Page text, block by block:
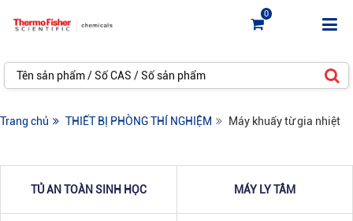
0
Trang chủ THIẾT BỊ PHÒNG THÍ NGHIỆM Máy khuấy từ gia nhiệt
TỦ AN TOÀN SINH HỌC MÁY LY TÂM